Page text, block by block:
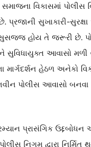
વિકાસમાં પોલીસ
પ્રજાની સુખાકારી-
હોય તે જરૂરી છે.
સુવિધાયુક્ત આવાસો મળી
માર્ગદર્શન હેઠળ અનેકો
પોલીસ આવાસો
પ્રાસંગિક
નિગમ દ્વારા નિર્મિત